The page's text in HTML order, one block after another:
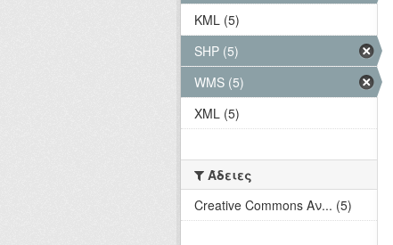
KML (5)
SHP (5)
WMS (5)
XML (5)
Άδειες
Creative Commons Αν... (5)